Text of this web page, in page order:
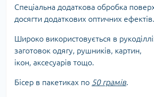
Спеціальна додаткова обробка
досягти додаткових оптичних ефектів.
Широко використовується в
заготовок одягу, рушників, картин,
ікон, аксесуарів тощо.
Бісер в пакетиках по 50 грамів.